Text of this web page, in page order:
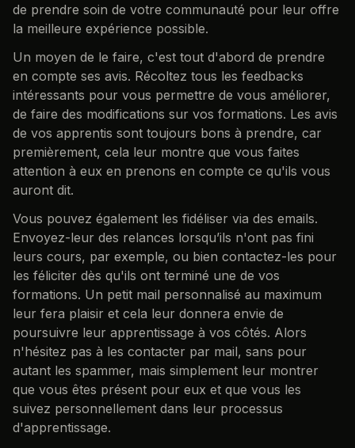
de prendre soin de votre communauté pour leur offre
la meilleure expérience possible.
Un moyen de le faire, c'est tout d'abord de prendre
en compte ses avis. Récoltez tous les feedbacks
intéressants pour vous permettre de vous améliorer,
de faire des modifications sur vos formations. Les avis
de vos apprentis sont toujours bons à prendre, car
premièrement, cela leur montre que vous faites
attention à eux en prenons en compte ce qu'ils vous
auront dit.
Vous pouvez également les fidéliser via des emails.
Envoyez-leur des relances lorsqu’ils n'ont pas fini
leurs cours, par exemple, ou bien contactez-les pour
les féliciter dès qu'ils ont terminé une de vos
formations. Un petit mail personnalisé au maximum
leur fera plaisir et cela leur donnera envie de
poursuivre leur apprentissage à vos côtés. Alors
n'hésitez pas à les contacter par mail, sans pour
autant les spammer, mais simplement leur montrer
que vous êtes présent pour eux et que vous les
suivez personnellement dans leur processus
d'apprentissage.